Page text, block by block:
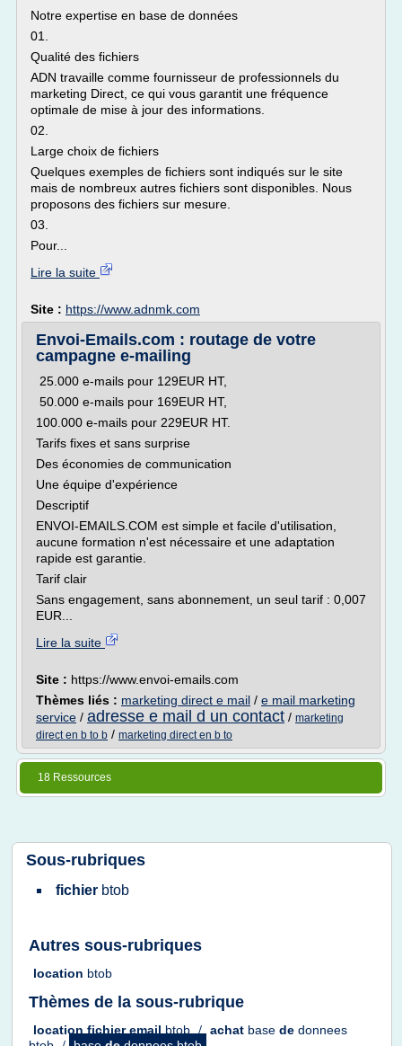
Notre expertise en base de données
01.
Qualité des fichiers
ADN travaille comme fournisseur de professionnels du
marketing Direct, ce qui vous garantit une fréquence
optimale de mise à jour des informations.
02.
Large choix de fichiers
Quelques exemples de fichiers sont indiqués sur le site
mais de nombreux autres fichiers sont disponibles. Nous
proposons des fichiers sur mesure.
03.
Pour...
Lire la suite
Site : https://www.adnmk.com
Envoi-Emails.com : routage de votre
campagne e-mailing
25.000 e-mails pour 129EUR HT,
50.000 e-mails pour 169EUR HT,
100.000 e-mails pour 229EUR HT.
Tarifs fixes et sans surprise
Des économies de communication
Une équipe d'expérience
Descriptif
ENVOI-EMAILS.COM est simple et facile d'utilisation,
aucune formation n'est nécessaire et une adaptation
rapide est garantie.
Tarif clair
Sans engagement, sans abonnement, un seul tarif : 0,007
EUR...
Lire la suite
Site : https://www.envoi-emails.com
Thèmes liés : marketing direct e mail / e mail marketing
service / adresse e mail d un contact / marketing
direct en b to b / marketing direct en b to
18 Ressources
Sous-rubriques
fichier btob
Autres sous-rubriques
location btob
Thèmes de la sous-rubrique
location fichier email btob / achat base de donnees